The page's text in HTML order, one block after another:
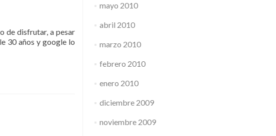
de disfrutar, a pesar
30 años y google lo
mayo 2010
abril 2010
marzo 2010
febrero 2010
enero 2010
diciembre 2009
noviembre 2009